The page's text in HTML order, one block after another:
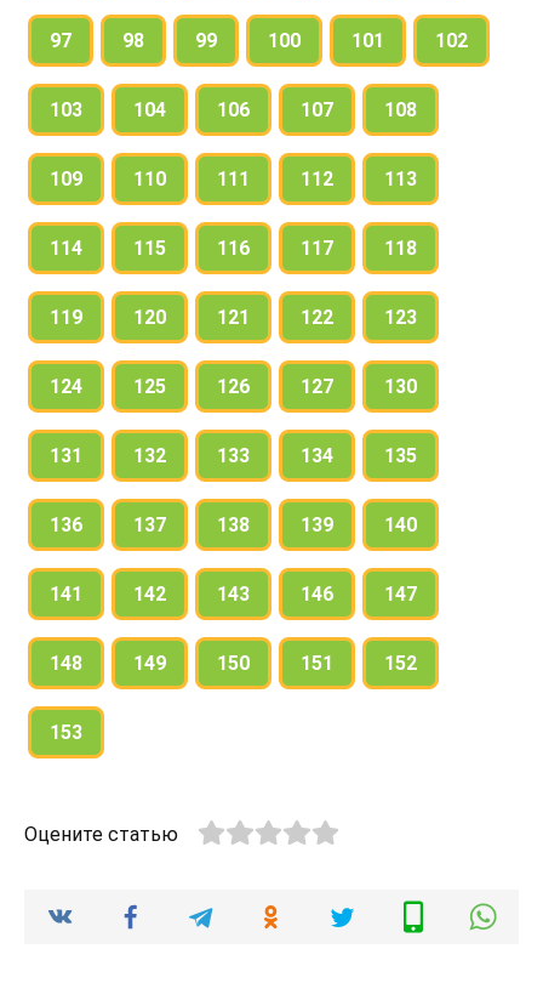
97 98 99 100 101 102
103 104 106 107 108
109 110 111 112 113
114 115 116 117 118
119 120 121 122 123
124 125 126 127 130
131 132 133 134 135
136 137 138 139 140
141 142 143 146 147
148 149 150 151 152
153
Оцените статью